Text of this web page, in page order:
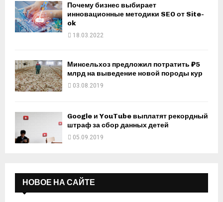
Почему бизнес выбирает
инновационные методики SEO от Site-
ok
18.03.2022
Минсельхоз предложил потратить ₽5
млрд на выведение новой породы кур
03.08.2019
Google и YouTube выплатят рекордный
штраф за сбор данных детей
05.09.2019
НОВОЕ НА САЙТЕ